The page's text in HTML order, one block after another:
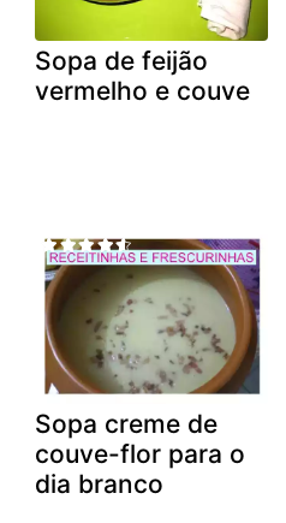
Sopa de feijão
vermelho e couve
Sopa creme de
couve-flor para o
dia branco